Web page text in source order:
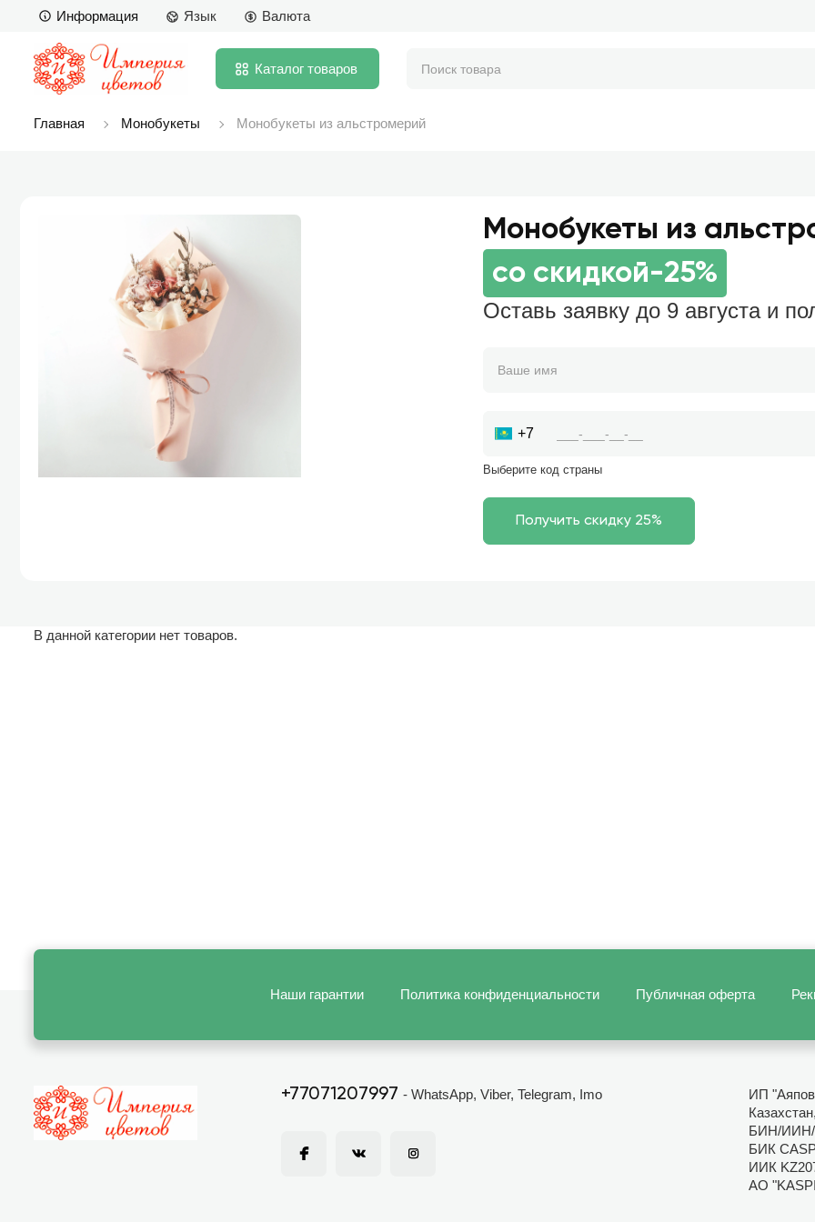
Информация Язык Валюта
Каталог товаров
Главная Монобукеты Монобукеты из альстромерий
Монобукеты из
со скидкой-25%
Оставь заявку до 9 августа и
+7
Выберите код страны
В данной категории нет товаров.
Наши гарантии Политика конфиденциальности Публичная оферта
+77071207997 - WhatsApp, Viber, Telegram, Imo
ИП
БИН/ИИН/
БИК
ИИК
АО